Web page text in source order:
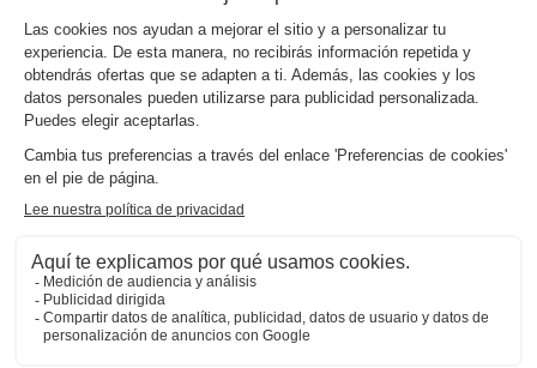
VVF Villages - Le Fjord Jurassien - Maisod
Franco Condado,Maisod
7.7 Muy bueno